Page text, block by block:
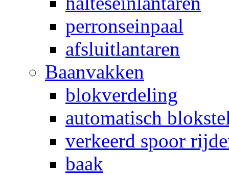
perronseinpaal
afsluitlantaren
Baanvakken
blokverdeling
automatisch
verkeerd spoor
baak